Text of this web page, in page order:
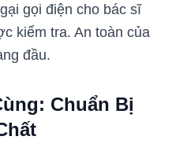
gọi điện cho bác sĩ
kiểm tra. An toàn của
đầu.
Chuẩn Bị